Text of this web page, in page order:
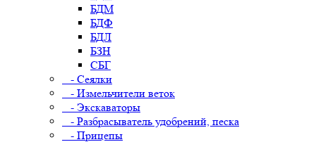
БДМ
БДФ
БДЛ
БЗН
СБГ
- Сеялки
- Измельчители веток
- Экскаваторы
- Разбрасыватель удобрений, песка
- Прицепы